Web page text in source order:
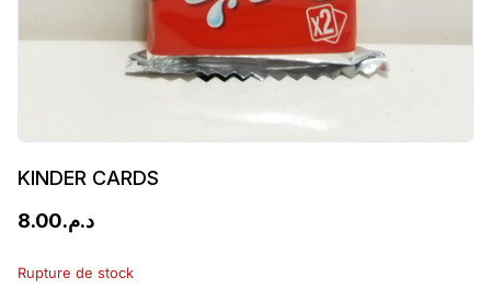
KINDER CARDS
د.م.8.00
Rupture de stock